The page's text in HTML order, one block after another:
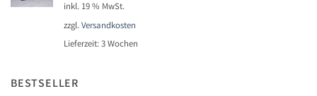
inkl. 19 % MwSt.
zzgl.Versandkosten
Lieferzeit:3 Wochen
BESTSELLER